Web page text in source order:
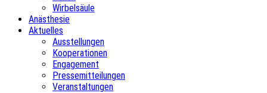
Wirbelsäule
Anästhesie
Aktuelles
Ausstellungen
Kooperationen
Engagement
Pressemitteilungen
Veranstaltungen